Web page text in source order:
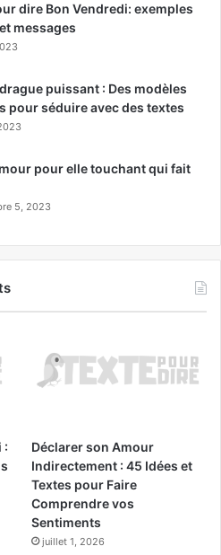
dire Bon Vendredi: exemples
messages
puissant : Des modèles
pour séduire avec des textes
pour elle touchant qui fait
5, 2023
:
Déclarer son Amour
Indirectement : 45 Idées et
Textes pour Faire
Comprendre vos
Sentiments
juillet 1, 2026